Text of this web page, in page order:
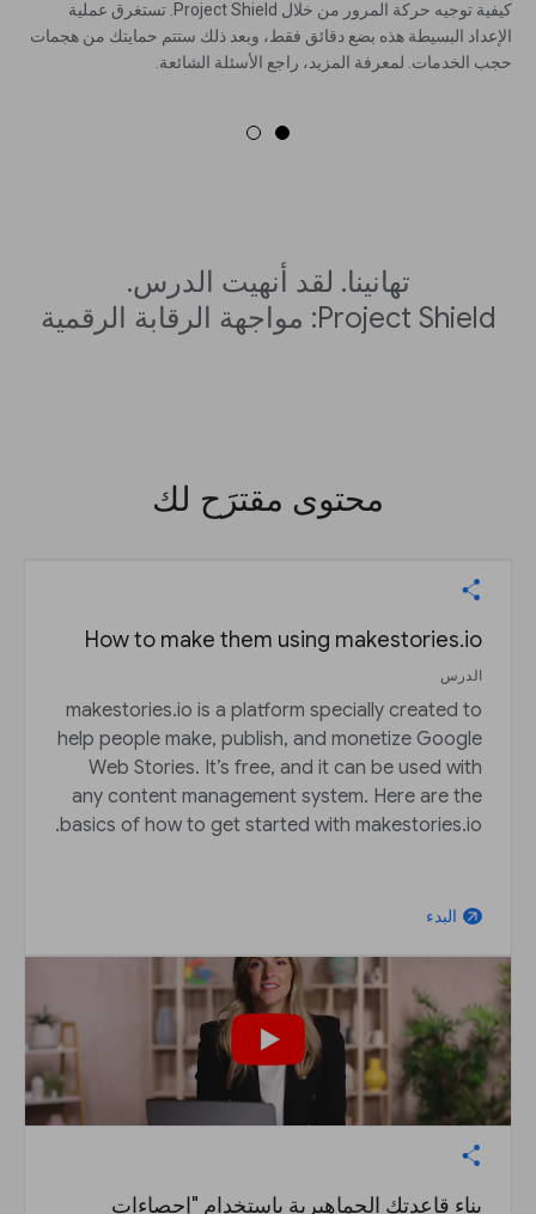
كيفية توجيه حركة المرور من خلال Project Shield. تستغرق عملية
الإعداد البسيطة هذه بضع دقائق فقط، وبعد ذلك ستتم حمايتك من هجمات
حجب الخدمات. لمعرفة المزيد، راجع الأسئلة الشائعة.
تهانينا. لقد أنهيت الدرس.
Project Shield: مواجهة الرقابة الرقمية
محتوى مقترَح لك
How to make them using makestories.io
الدرس
makestories.io is a platform specially created to
help people make, publish, and monetize Google
Web Stories. It’s free, and it can be used with
any content management system. Here are the
basics of how to get started with makestories.io.
arrow_outward البدء
بناء قاعدتك الجماهيرية باستخدام "إحصاءات